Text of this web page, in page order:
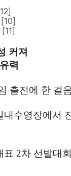
[10]
[11]
커져
력
출전에 한 걸
내수영장에서
표2차 선발대